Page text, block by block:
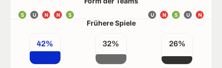
S U N N S N
U
S
N
U
Frühere Spiele
42% 32% 26%